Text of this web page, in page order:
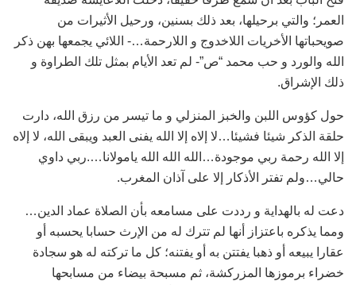
العمر؛ والتي برحيلها، بعد ذلك بسنين، ورحيل الأثيرات من
صويحباتها الأخريات اللاخدوج و اللارحمة…- اللائي يجمعها بهن ذكر
الله والورد و حب محمد “ص”- لم تعد الأيام بمثل تلك الطراوة و
ذلك الإشراق.
حول كؤوس اللبن والخبز المنزلي و ما تيسر من رزق الله، دارت
حلقة الذكر شيئا فشيئا…لا إلاه إلا الله يفنى العبد ويبقى الله، لا إلاه
إلا الله رحمة ربي موجودة…الله الله الله يامولانا….ربي داوي
حالي…ولم تفتر الأذكار إلا على آذان المغرب.
دعت له بالهداية و رددت على مسامعه بأن الصلاة عماد الدين…
ومما يذكره باعتزاز أنها لم تترك له من الإرث حسابا يحسبه أو
عقارا يبيعه أو ذهبا يفتتن به أو يفتنه؛ كل ما تركته له هو سجادة
خضراء برموزها المزركشة، ثم مسبحة بيضاء من مسابحها